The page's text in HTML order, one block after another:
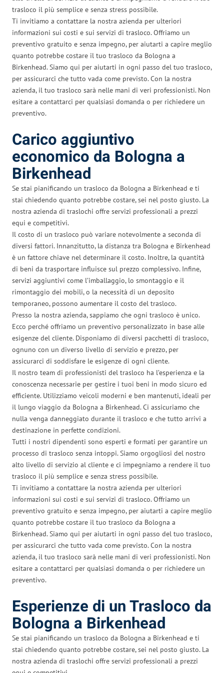
trasloco il più semplice e senza stress possibile.
Ti invitiamo a contattare la nostra azienda per ulteriori
informazioni sui costi e sui servizi di trasloco. Offriamo un
preventivo gratuito e senza impegno, per aiutarti a capire meglio
quanto potrebbe costare il tuo trasloco da Bologna a
Birkenhead. Siamo qui per aiutarti in ogni passo del tuo trasloco,
per assicurarci che tutto vada come previsto. Con la nostra
azienda, il tuo trasloco sarà nelle mani di veri professionisti. Non
esitare a contattarci per qualsiasi domanda o per richiedere un
preventivo.
Carico aggiuntivo
economico da Bologna a
Birkenhead
Se stai pianificando un trasloco da Bologna a Birkenhead e ti
stai chiedendo quanto potrebbe costare, sei nel posto giusto. La
nostra azienda di traslochi offre servizi professionali a prezzi
equi e competitivi.
Il costo di un trasloco può variare notevolmente a seconda di
diversi fattori. Innanzitutto, la distanza tra Bologna e Birkenhead
è un fattore chiave nel determinare il costo. Inoltre, la quantità
di beni da trasportare influisce sul prezzo complessivo. Infine,
servizi aggiuntivi come l’imballaggio, lo smontaggio e il
rimontaggio dei mobili, o la necessità di un deposito
temporaneo, possono aumentare il costo del trasloco.
Presso la nostra azienda, sappiamo che ogni trasloco è unico.
Ecco perché offriamo un preventivo personalizzato in base alle
esigenze del cliente. Disponiamo di diversi pacchetti di trasloco,
ognuno con un diverso livello di servizio e prezzo, per
assicurarci di soddisfare le esigenze di ogni cliente.
Il nostro team di professionisti del trasloco ha l’esperienza e la
conoscenza necessarie per gestire i tuoi beni in modo sicuro ed
efficiente. Utilizziamo veicoli moderni e ben mantenuti, ideali per
il lungo viaggio da Bologna a Birkenhead. Ci assicuriamo che
nulla venga danneggiato durante il trasloco e che tutto arrivi a
destinazione in perfette condizioni.
Tutti i nostri dipendenti sono esperti e formati per garantire un
processo di trasloco senza intoppi. Siamo orgogliosi del nostro
alto livello di servizio al cliente e ci impegniamo a rendere il tuo
trasloco il più semplice e senza stress possibile.
Ti invitiamo a contattare la nostra azienda per ulteriori
informazioni sui costi e sui servizi di trasloco. Offriamo un
preventivo gratuito e senza impegno, per aiutarti a capire meglio
quanto potrebbe costare il tuo trasloco da Bologna a
Birkenhead. Siamo qui per aiutarti in ogni passo del tuo trasloco,
per assicurarci che tutto vada come previsto. Con la nostra
azienda, il tuo trasloco sarà nelle mani di veri professionisti. Non
esitare a contattarci per qualsiasi domanda o per richiedere un
preventivo.
Esperienze di un Trasloco da
Bologna a Birkenhead
Se stai pianificando un trasloco da Bologna a Birkenhead e ti
stai chiedendo quanto potrebbe costare, sei nel posto giusto. La
nostra azienda di traslochi offre servizi professionali a prezzi